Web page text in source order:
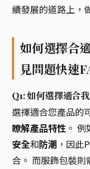
續發展的道路上，
如何選擇合
見問題快速
Q1: 如何選擇適合
選擇適合您產品的
瞭解產品特性 。
安全和防潮 ，因此
合。 而服飾包裝則